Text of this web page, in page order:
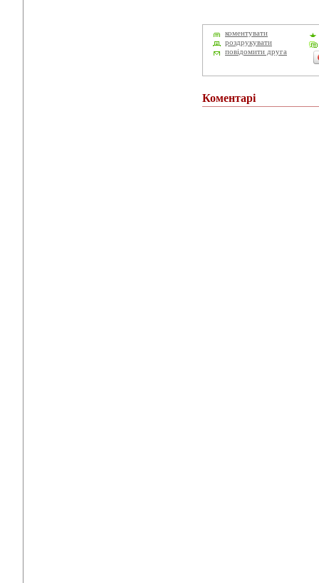
коментувати
роздрукувати
повідомити друга
Коментарі